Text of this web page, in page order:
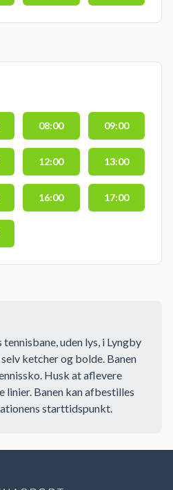
08:00 09:00
12:00 13:00
16:00 17:00
uden lys, i Lyngby
ketcher og bolde. Banen
Husk at aflevere
linier. Banen kan afbestilles
starttidspunkt.